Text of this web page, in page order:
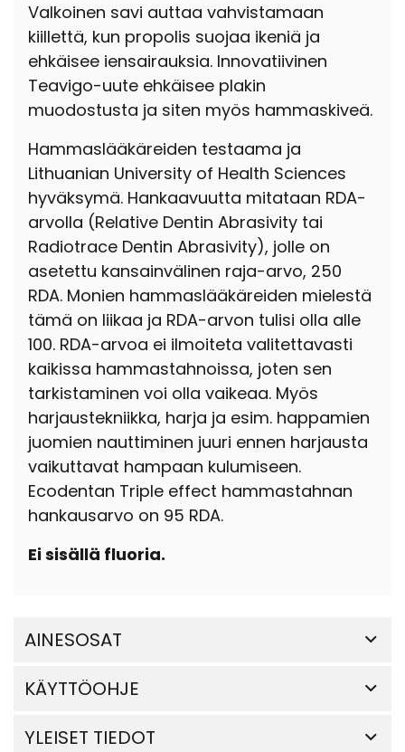
Valkoinen savi auttaa vahvistamaan
kiillettä, kun propolis suojaa ikeniä ja
ehkäisee iensairauksia. Innovatiivinen
Teavigo-uute ehkäisee plakin
muodostusta ja siten myös hammaskiveä.
Hammaslääkäreiden testaama ja
Lithuanian University of Health Sciences
hyväksymä. Hankaavuutta mitataan RDA-
arvolla (Relative Dentin Abrasivity tai
Radiotrace Dentin Abrasivity), jolle on
asetettu kansainvälinen raja-arvo, 250
RDA. Monien hammaslääkäreiden mielestä
tämä on liikaa ja RDA-arvon tulisi olla alle
100. RDA-arvoa ei ilmoiteta valitettavasti
kaikissa hammastahnoissa, joten sen
tarkistaminen voi olla vaikeaa. Myös
harjaustekniikka, harja ja esim. happamien
juomien nauttiminen juuri ennen harjausta
vaikuttavat hampaan kulumiseen.
Ecodentan Triple effect hammastahnan
hankausarvo on 95 RDA.
Ei sisällä fluoria.
AINESOSAT
KÄYTTÖOHJE
YLEISET TIEDOT